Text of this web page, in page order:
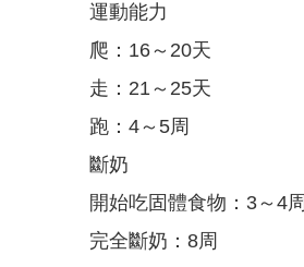
運動能力
爬：16～20天
走：21～25天
跑：4～5周
斷奶
開始吃固體食物：3～4周
完全斷奶：8周